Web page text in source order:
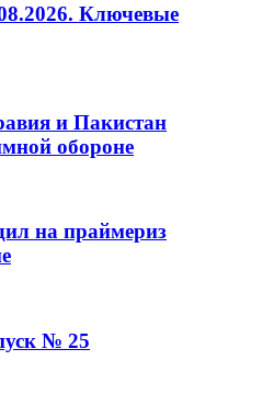
Ключевые
и Пакистан
обороне
на праймериз
№ 25